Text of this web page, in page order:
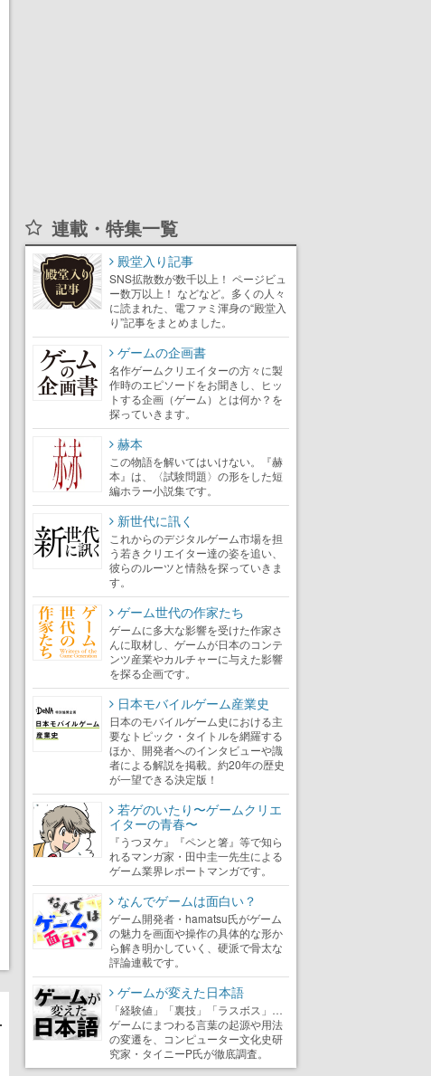
連載・特集一覧
殿堂入り記事
SNS拡散数が数千以上！ ページビュ
ー数万以上！ などなど。多くの人々
に読まれた、電ファミ渾身の“殿堂入
り”記事をまとめました。
ゲームの企画書
名作ゲームクリエイターの方々に製
作時のエピソードをお聞きし、ヒッ
トする企画（ゲーム）とは何か？を
探っていきます。
赫本
この物語を解いてはいけない。『赫
本』は、〈試験問題〉の形をした短
編ホラー小説集です。
新世代に訊く
これからのデジタルゲーム市場を担
う若きクリエイター達の姿を追い、
彼らのルーツと情熱を探っていきま
す。
ゲーム世代の作家たち
ゲームに多大な影響を受けた作家さ
んに取材し、ゲームが日本のコンテ
ンツ産業やカルチャーに与えた影響
を探る企画です。
日本モバイルゲーム産業史
日本のモバイルゲーム史における主
要なトピック・タイトルを網羅する
ほか、開発者へのインタビューや識
者による解説を掲載。約20年の歴史
が一望できる決定版！
若ゲのいたり〜ゲームクリエ
イターの青春〜
『うつヌケ』『ペンと箸』等で知ら
れるマンガ家・田中圭一先生による
ゲーム業界レポートマンガです。
なんでゲームは面白い？
ゲーム開発者・hamatsu氏がゲーム
の魅力を画面や操作の具体的な形か
ら解き明かしていく、硬派で骨太な
評論連載です。
ゲームが変えた日本語
「経験値」「裏技」「ラスボス」…
ゲームにまつわる言葉の起源や用法
の変遷を、コンピューター文化史研
究家・タイニーP氏が徹底調査。